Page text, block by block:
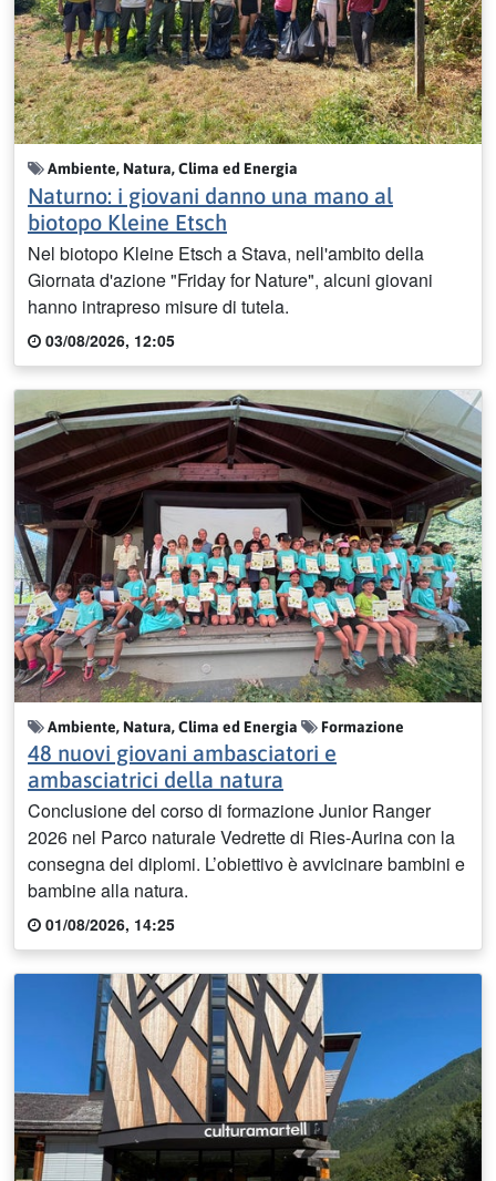
Ambiente, Natura, Clima ed Energia
Naturno: i giovani danno una mano al
biotopo Kleine Etsch
Nel biotopo Kleine Etsch a Stava, nell'ambito della
Giornata d'azione "Friday for Nature", alcuni giovani
hanno intrapreso misure di tutela.
03/08/2026, 12:05
Ambiente, Natura, Clima ed Energia Formazione
48 nuovi giovani ambasciatori e
ambasciatrici della natura
Conclusione del corso di formazione Junior Ranger
2026 nel Parco naturale Vedrette di Ries-Aurina con la
consegna dei diplomi. L’obiettivo è avvicinare bambini e
bambine alla natura.
01/08/2026, 14:25